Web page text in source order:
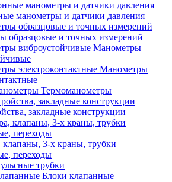
манометры и датчики давления
образцовые и точных измерений
Манометры
Манометры
Термоманометры
закладные конструкции
клапаны, 3-х краны, трубки
переходы
трубки
Блоки клапанные